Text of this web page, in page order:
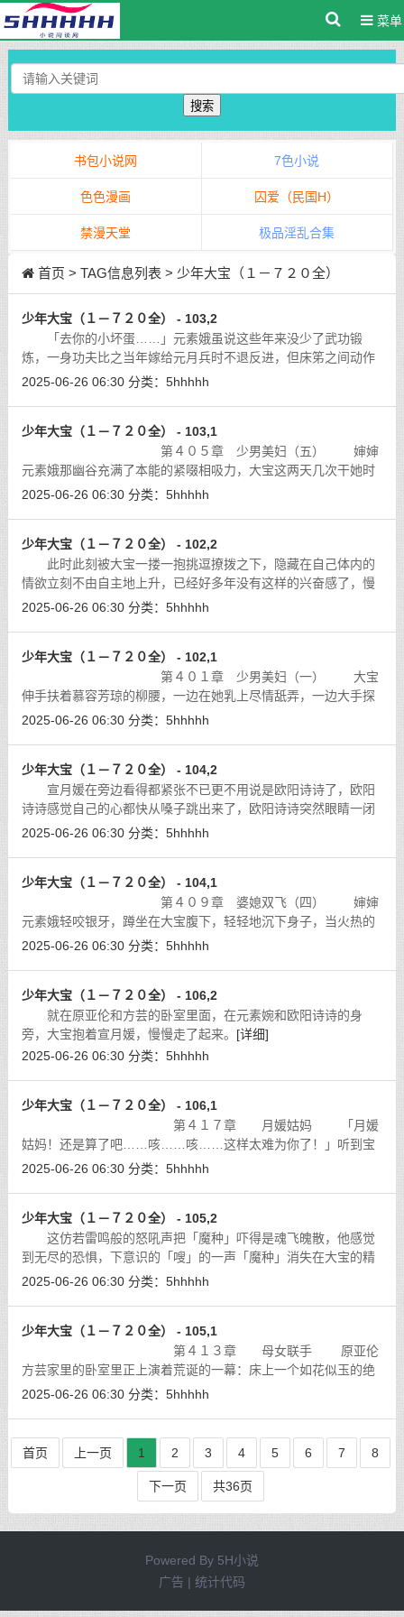
菜单
搜索
书包小说网 7色小说
色色漫画 囚爱（民国H）
禁漫天堂 极品淫乱合集
首页 > TAG信息列表 > 少年大宝（１－７２０全）
少年大宝（１－７２０全） - 103,2
「去你的小坏蛋……」元素娥虽说这些年来没少了武功锻
炼，一身功夫比之当年嫁给元月兵时不退反进，但床笫之间动作
时使用的肌肉，与武功方面大不相同，加上大宝小银龙入体淫威
2025-06-26 06:30 分类： 5hhhhh
少年大宝（１－７２０全） - 103,1
第４０５章 少男美妇（五） 婶婶
元素娥那幽谷充满了本能的紧啜相吸力，大宝这两天几次干她时
的感觉都是酥透人心，抽送之间都美到了骨子里，当到了极处尽
2025-06-26 06:30 分类： 5hhhhh
少年大宝（１－７２０全） - 102,2
此时此刻被大宝一搂一抱挑逗撩拨之下，隐藏在自己体内的
情欲立刻不由自主地上升，已经好多年没有这样的兴奋感了，慢
慢感到身心已经失守，知道今天无论如何都逃脱不了这个小坏蛋
2025-06-26 06:30 分类： 5hhhhh
少年大宝（１－７２０全） - 102,1
第４０１章 少男美妇（一） 大宝
伸手扶着慕容芳琼的柳腰，一边在她乳上尽情舐弄，一边大手探
下直叩玉门关，被游泳池水深深滋润过的肌肤香嫩软滑，尤其幽
2025-06-26 06:30 分类： 5hhhhh
少年大宝（１－７２０全） - 104,2
宣月媛在旁边看得都紧张不已更不用说是欧阳诗诗了，欧阳
诗诗感觉自己的心都快从嗓子跳出来了，欧阳诗诗突然眼睛一闭
双手猛的往下拉，只觉「啪」的一声一根热呼呼的东西打在自己
2025-06-26 06:30 分类： 5hhhhh
少年大宝（１－７２０全） - 104,1
第４０９章 婆媳双飞（四） 婶婶
元素娥轻咬银牙，蹲坐在大宝腹下，轻轻地沉下身子，当火热的
幽谷口触及那灼烫的顶端时，身子不由自主地一震，一股泉水源
2025-06-26 06:30 分类： 5hhhhh
少年大宝（１－７２０全） - 106,2
就在原亚伦和方芸的卧室里面，在元素婉和欧阳诗诗的身
旁，大宝抱着宣月媛，慢慢走了起来。 [详细]
2025-06-26 06:30 分类： 5hhhhh
少年大宝（１－７２０全） - 106,1
第４１７章 月媛姑妈 「月媛
姑妈！还是算了吧……咳……咳……这样太难为你了！」听到宝
儿正常的声音，宣月媛忍住羞意怯怯的睁开了眼睛，刚睁开映入
2025-06-26 06:30 分类： 5hhhhh
少年大宝（１－７２０全） - 105,2
这仿若雷鸣般的怒吼声把「魔种」吓得是魂飞魄散，他感觉
到无尽的恐惧，下意识的「嗖」的一声「魔种」消失在大宝的精
神世界……[详细]
2025-06-26 06:30 分类： 5hhhhh
少年大宝（１－７２０全） - 105,1
第４１３章 母女联手 原亚伦
方芸家里的卧室里正上演着荒诞的一幕：床上一个如花似玉的绝
色美少女，正赤裸着玲珑浮凸的胴体坐正在一个大男孩的小腹
2025-06-26 06:30 分类： 5hhhhh
首页 上一页 1 2 3 4 5 6 7 8
下一页 共36页
Powered By 5H小说
广告 | 统计代码